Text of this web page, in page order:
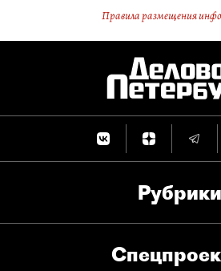
Правила размещения
Рубрики